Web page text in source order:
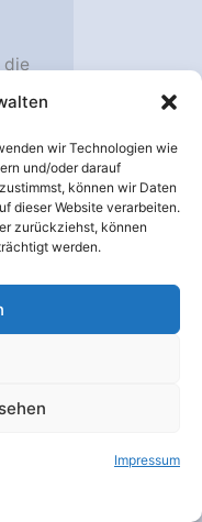
wir Technologien wie
und/oder darauf
können wir Daten
dieser Website verarbeiten.
zurückziehst, können
werden.
Impressum
die
in